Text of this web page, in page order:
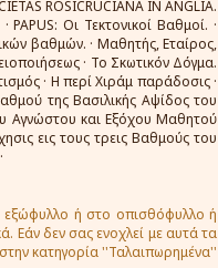
ROSICRUCIANA IN ANGLIA.
Οι Τεκτονικοί Βαθμοί. ·
βαθμών. · Μαθητής, Εταίρος,
· Το Σκωτικόν Δόγμα.
· Η περί Χιράμ παράδοσις ·
της Βασιλικής Αψίδος του
Αγνώστου και Εξόχου Μαθητού
εις τους τρεις Βαθμούς του
εξώφυλλο ή στο οπισθόφυλλο ή
Εάν δεν σας ενοχλεί με αυτά τα
κατηγορία ''Ταλαιπωρημένα''